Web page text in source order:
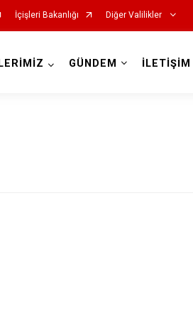
İçişleri Bakanlığı Diğer Valilikler
GÜNDEM İLETİŞİM